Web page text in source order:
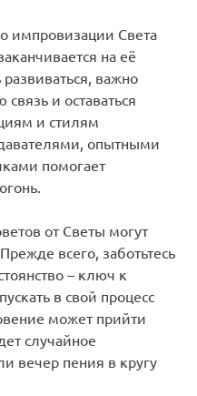
импровизации Света
на её
важно
и оставаться
и стилям
опытными
помогает
от Светы могут
всего, заботьтесь
– ключ к
в свой процесс
может прийти
случайное
вечер пения в кругу